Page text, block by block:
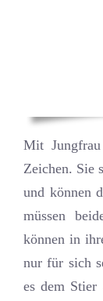
Mit
Zeichen. Sie
und können
müssen
können in
nur für sich
es dem